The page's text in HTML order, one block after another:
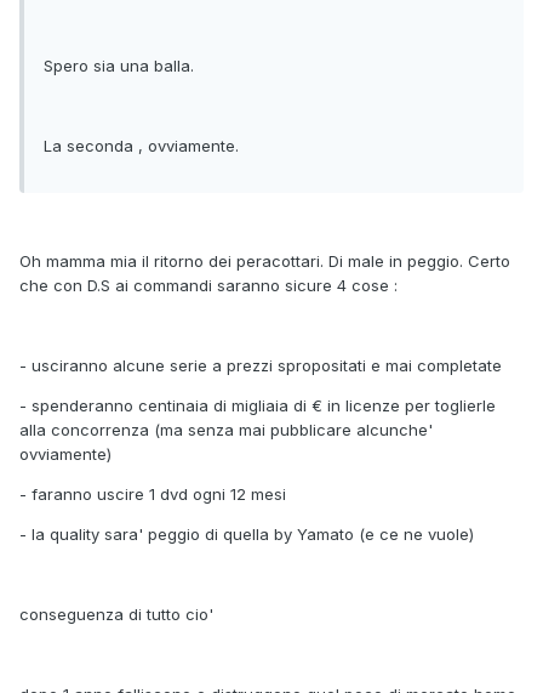
Spero sia una balla.
La seconda , ovviamente.
Oh mamma mia il ritorno dei peracottari. Di male in peggio. Certo
che con D.S ai commandi saranno sicure 4 cose :
- usciranno alcune serie a prezzi spropositati e mai completate
- spenderanno centinaia di migliaia di € in licenze per toglierle
alla concorrenza (ma senza mai pubblicare alcunche'
ovviamente)
- faranno uscire 1 dvd ogni 12 mesi
- la quality sara' peggio di quella by Yamato (e ce ne vuole)
conseguenza di tutto cio'